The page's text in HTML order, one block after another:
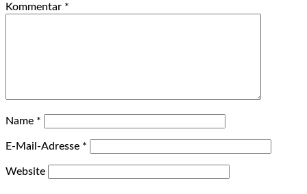
Kommentar *
Name *
E-Mail-Adresse *
Website